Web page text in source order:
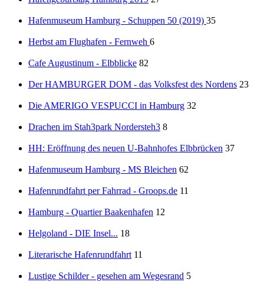
Hafenmuseum Hamburg - Schuppen 50 (2019) 35
Herbst am Flughafen - Fernweh 6
Cafe Augustinum - Elbblicke 82
Der HAMBURGER DOM - das Volksfest des Nordens 23
Die AMERIGO VESPUCCI in Hamburg 32
Drachen im Stah3park Nordersteh3 8
HH: Eröffnung des neuen U-Bahnhofes Elbbrücken 37
Hafenmuseum Hamburg - MS Bleichen 62
Hafenrundfahrt per Fahrrad - Groops.de 11
Hamburg - Quartier Baakenhafen 12
Helgoland - DIE Insel... 18
Literarische Hafenrundfahrt 11
Lustige Schilder - gesehen am Wegesrand 5